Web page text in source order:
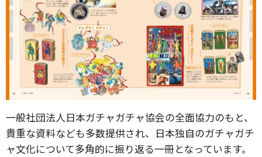
一般社団法人日本ガチャガチャ協会の全面協力のもと、
貴重な資料なども多数提供され、日本独自のガチャガチ
ャ文化について多角的に振り返る一冊となっています。